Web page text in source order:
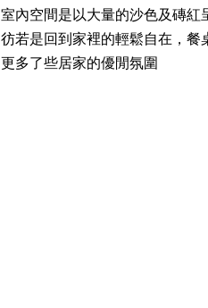
室內空間是以大量的沙色及磚紅
彷若是回到家裡的輕鬆自在，餐
更多了些居家的優閒氛圍